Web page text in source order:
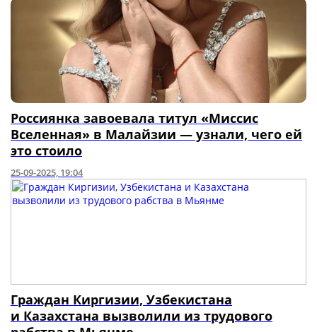
Россиянка завоевала титул «Миссис
Вселенная» в Малайзии — узнали, чего ей
это стоило
25-09-2025, 19:04
Граждан Киргизии, Узбекистана
и Казахстана вызволили из трудового